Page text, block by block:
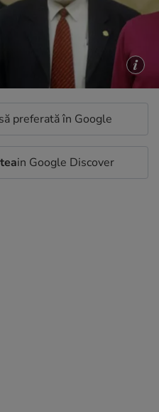
preferată în Google
in Google Discover